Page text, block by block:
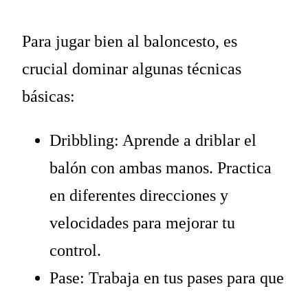
Para jugar bien al baloncesto, es
crucial dominar algunas técnicas
básicas:
Dribbling: Aprende a driblar el
balón con ambas manos. Practica
en diferentes direcciones y
velocidades para mejorar tu
control.
Pase: Trabaja en tus pases para que